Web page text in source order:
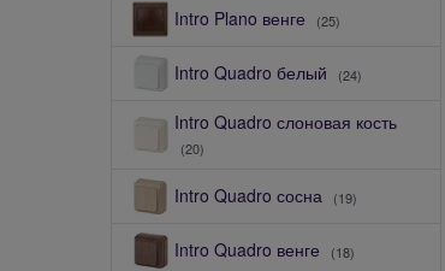
Intro Plano венге (25)
Intro Quadro белый (24)
Intro Quadro слоновая кость
(20)
Intro Quadro сосна (19)
Intro Quadro венге (18)